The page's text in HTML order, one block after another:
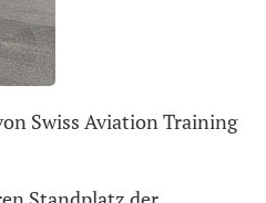
Swiss Aviation Training